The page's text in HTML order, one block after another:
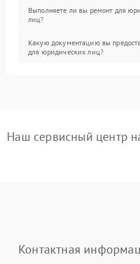
Выполняете ли вы ремонт для
лиц?
Какую документацию вы
для юридических лиц?
Наш сервисный центр
Контактная